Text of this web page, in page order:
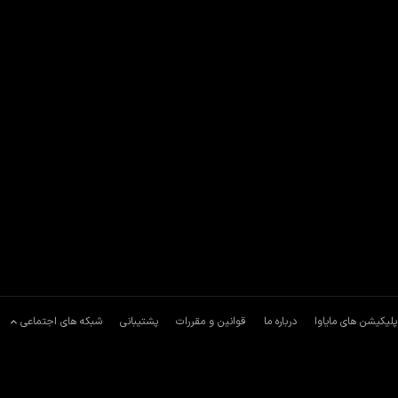
های مایاوا درباره ما قوانین و مقررات پشتیبانی شبکه های اجتماعی